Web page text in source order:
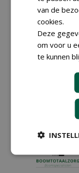
van de
cookies.
Deze
om voor u
te kunnen